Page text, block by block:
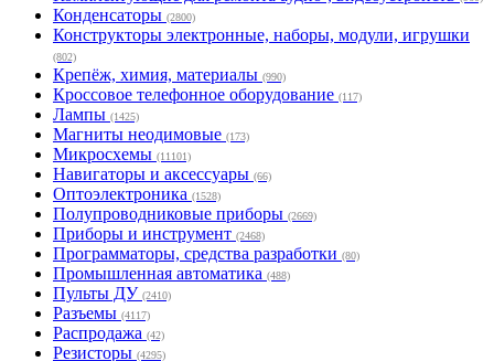
Конденсаторы (2800)
Конструкторы электронные, наборы, модули, игрушки
(802)
Крепёж, химия, материалы (990)
Кроссовое телефонное оборудование (117)
Лампы (1425)
Магниты неодимовые (173)
Микросхемы (11101)
Навигаторы и аксессуары (66)
Оптоэлектроника (1528)
Полупроводниковые приборы (2669)
Приборы и инструмент (2468)
Программаторы, средства разработки (80)
Промышленная автоматика (488)
Пульты ДУ (2410)
Разъемы (4117)
Распродажа (42)
Резисторы (4295)